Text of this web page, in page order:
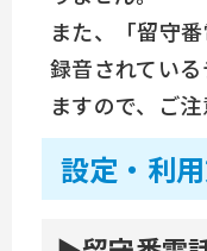
また、「留守
録音されてい
ますので、ご注
設定・利